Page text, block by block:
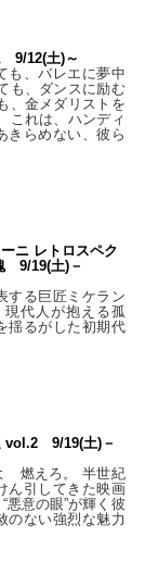
9/12(土)～
も、バレエに夢中
も、ダンスに励む
、金メダリストを
これは、ハンディ
きらめない、彼ら
ニ レトロスペク
9/19(土)－
する巨匠ミケラン
代人が抱える孤
揺るがした初期代
vol.2 9/19(土)－
燃えろ。 半世紀
ん引してきた映画
悪意の眼”が輝く彼
のない強烈な魅力